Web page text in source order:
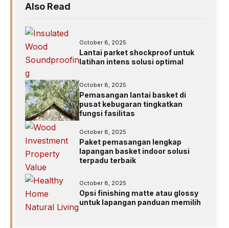
Also Read
October 8, 2025
Lantai parket shockproof untuk
latihan intens solusi optimal
October 8, 2025
Pemasangan lantai basket di
pusat kebugaran tingkatkan
fungsi fasilitas
October 8, 2025
Paket pemasangan lengkap
lapangan basket indoor solusi
terpadu terbaik
October 8, 2025
Opsi finishing matte atau glossy
untuk lapangan panduan memilih